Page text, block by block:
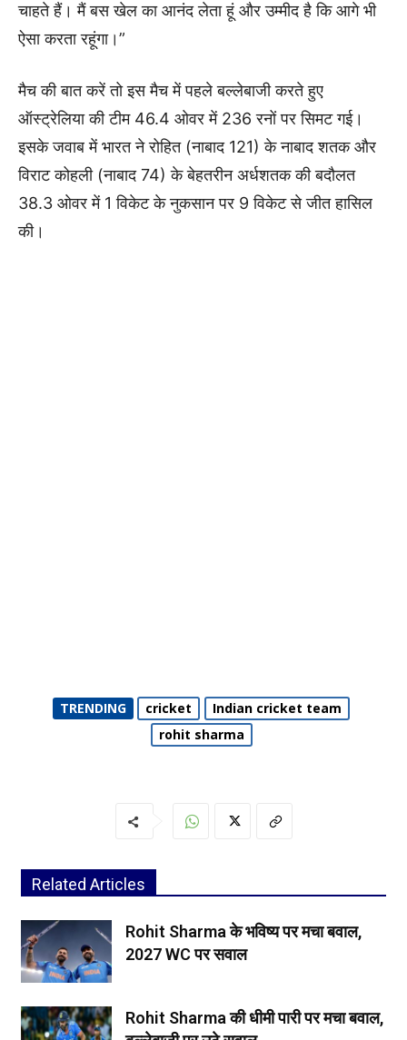
चाहते हैं। मैं बस खेल का आनंद लेता हूं और उम्मीद है कि आगे भी
ऐसा करता रहूंगा।”
मैच की बात करें तो इस मैच में पहले बल्लेबाजी करते हुए
ऑस्ट्रेलिया की टीम 46.4 ओवर में 236 रनों पर सिमट गई।
इसके जवाब में भारत ने रोहित (नाबाद 121) के नाबाद शतक और
विराट कोहली (नाबाद 74) के बेहतरीन अर्धशतक की बदौलत
38.3 ओवर में 1 विकेट के नुकसान पर 9 विकेट से जीत हासिल
की।
TRENDING cricket
Indian cricket team
rohit sharma
Related Articles
Rohit Sharma के भविष्य पर मचा बवाल,
2027 WC पर सवाल
Rohit Sharma की धीमी पारी पर मचा बवाल,